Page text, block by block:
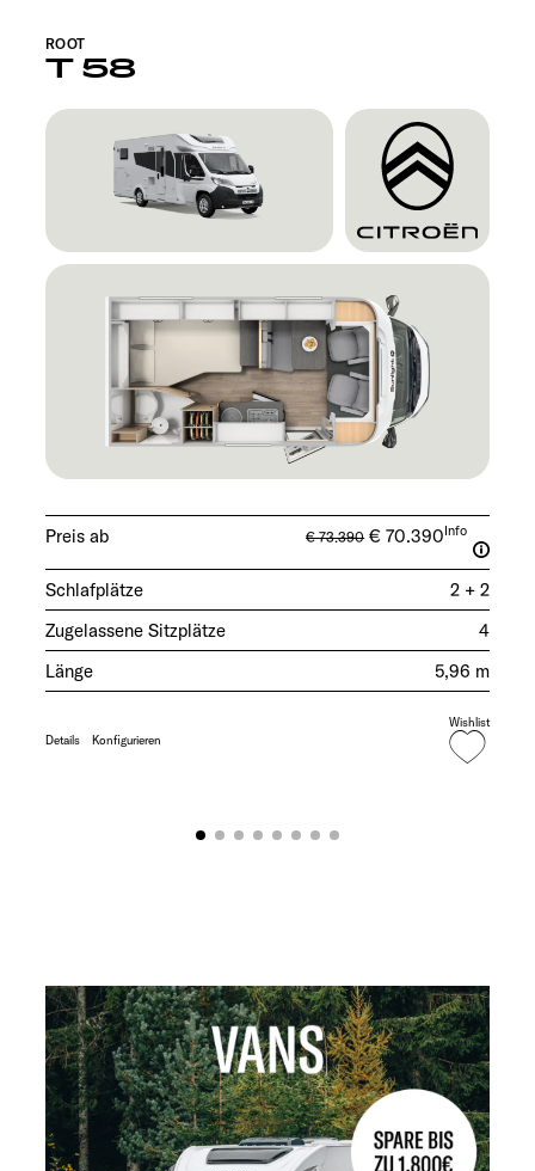
T 58
ROOT
Preis ab € 73.390 € 70.390Info
Schlafplätze
2 + 2
Zugelassene Sitzplätze
4
Länge
5,96 m
Details Konfigurieren
Wishlist